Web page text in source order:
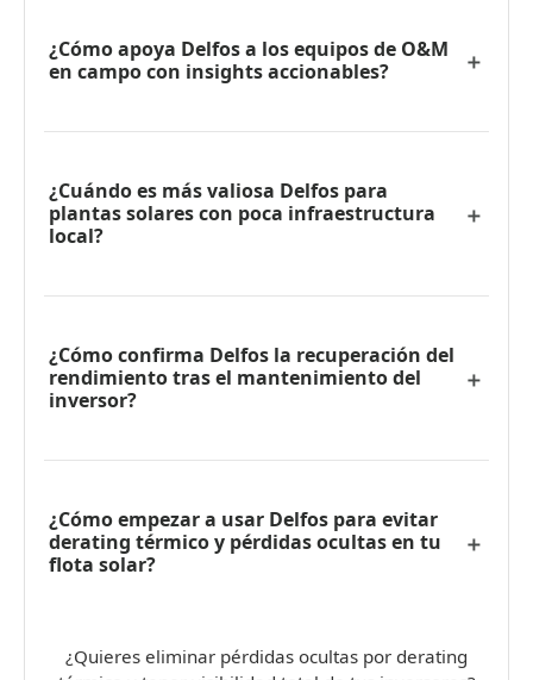
¿Cómo apoya Delfos a los equipos de O&M
en campo con insights accionables?
¿Cuándo es más valiosa Delfos para
plantas solares con poca infraestructura
local?
¿Cómo confirma Delfos la recuperación del
rendimiento tras el mantenimiento del
inversor?
¿Cómo empezar a usar Delfos para evitar
derating térmico y pérdidas ocultas en tu
flota solar?
¿Quieres eliminar pérdidas ocultas por derating